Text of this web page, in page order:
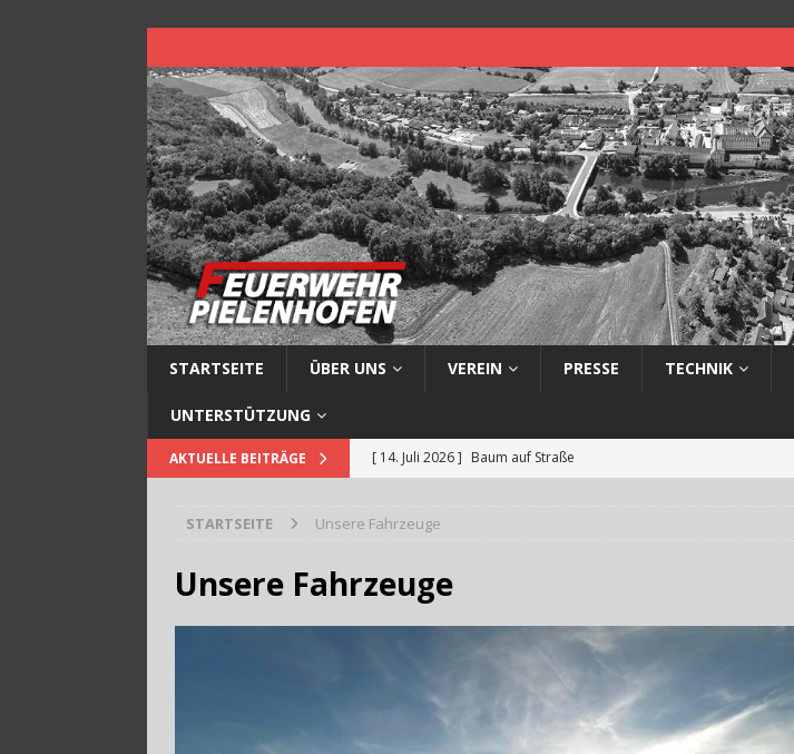
STARTSEITE ÜBER UNS VEREIN PRESSE TECHNIK
UNTERSTÜTZUNG
AKTUELLE BEITRÄGE [ 14. Juli 2026 ] Baum auf Straße
[ 28. Juli 2026 ]
STARTSEITE Unsere Fahrzeuge
Unsere Fahrzeuge